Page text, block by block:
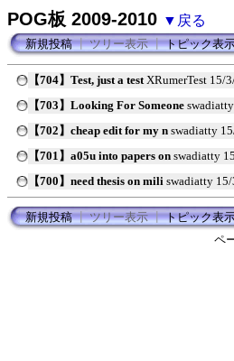
POG板 2009-2010 ▼戻る
新規投稿┃ツリー表示┃トピック表
【704】Test, just a testXRumerTest 15/
【703】Looking For Someone swadiatty
【702】cheap edit for my n swadiatty
【701】a05u into papers on swadiatty
【700】need thesis on mili swadiatty
新規投稿┃ツリー表示┃トピック表
ペ